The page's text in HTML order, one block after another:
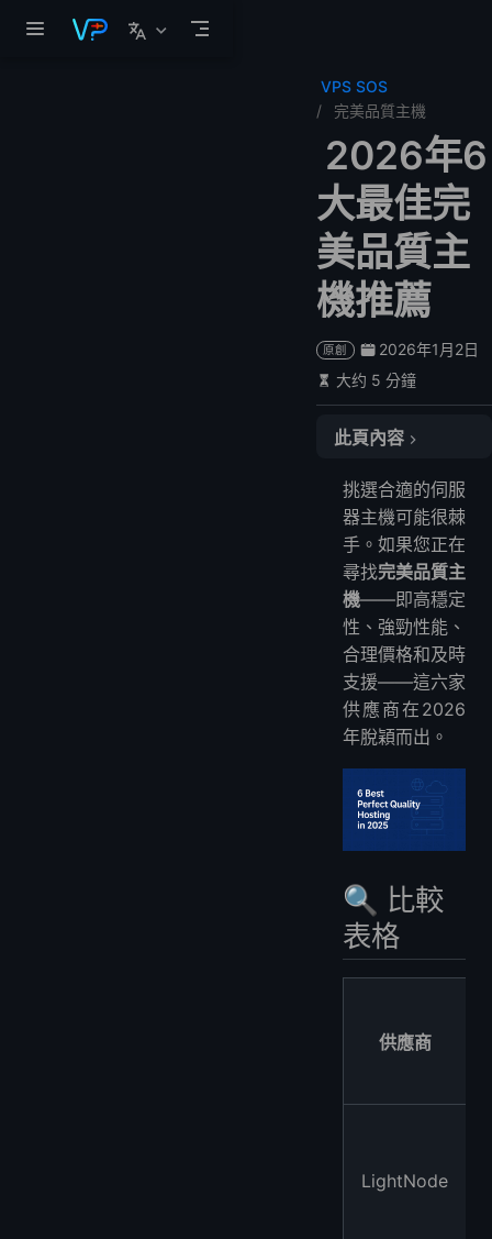
跳至主要內容
VPS SOS
完美品質主機
2026年6
大最佳完
美品質主
機推薦
原創
2026年1月2日
大约 5 分鐘
此頁內容
1️⃣ LightNode
2️⃣ Kamatera
3️⃣ Vultr
4️⃣ Hetzner
5️⃣ Cloudzy
6️⃣ Hostinger
❓ 常見問題
挑選合適的伺服
器主機可能很棘
手。如果您正在
尋找完美品質主
機——即高穩定
性、強勁性能、
合理價格和及時
支援——這六家
供應商在2026
年脫穎而出。
🔍 比較
表格
供應商
LightNode